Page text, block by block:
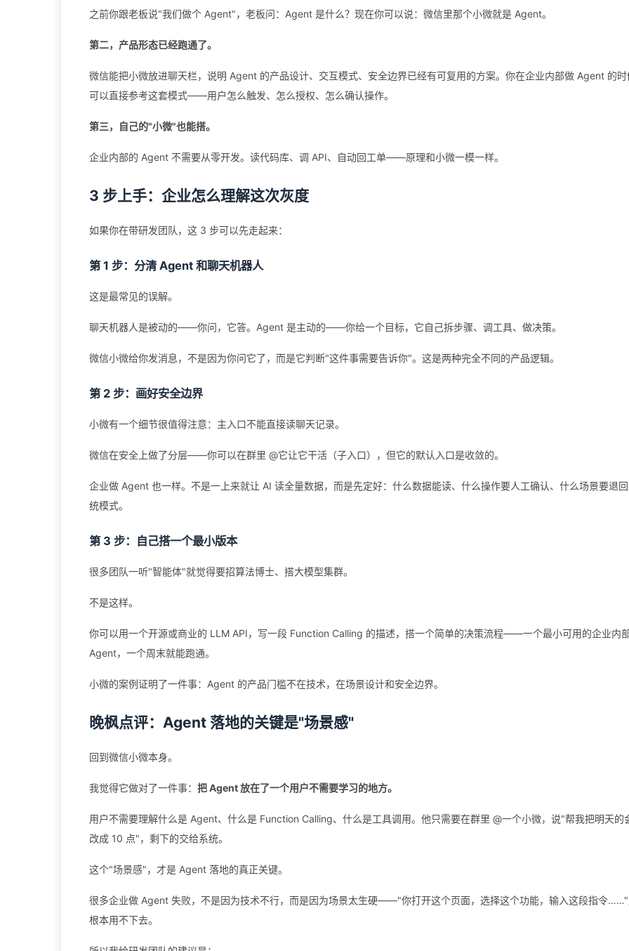
之前你跟老板说"我们做个 Agent"，老板问：Agent 是什么？现在你可以说：微信里那个小微就是 Agent。
第二，产品形态已经跑通了。
微信能把小微放进聊天栏，说明 Agent 的产品设计、交互模式、安全边界已经有可复用的方案。你在企业内部做 Agent 的时
可以直接参考这套模式——用户怎么触发、怎么授权、怎么确认操作。
第三，自己的"小微"也能搭。
企业内部的 Agent 不需要从零开发。读代码库、调 API、自动回工单——原理和小微一模一样。
3 步上手：企业怎么理解这次灰度
如果你在带研发团队，这 3 步可以先走起来：
第 1 步：分清 Agent 和聊天机器人
这是最常见的误解。
聊天机器人是被动的——你问，它答。Agent 是主动的——你给一个目标，它自己拆步骤、调工具、做决策。
微信小微给你发消息，不是因为你问它了，而是它判断"这件事需要告诉你"。这是两种完全不同的产品逻辑。
第 2 步：画好安全边界
小微有一个细节很值得注意：主入口不能直接读聊天记录。
微信在安全上做了分层——你可以在群里 @它让它干活（子入口），但它的默认入口是收敛的。
企业做 Agent 也一样。不是一上来就让 AI 读全量数据，而是先定好：什么数据能读、什么操作要人工确认、什么场景要退
统模式。
第 3 步：自己搭一个最小版本
很多团队一听"智能体"就觉得要招算法博士、搭大模型集群。
不是这样。
你可以用一个开源或商业的 LLM API，写一段 Function Calling 的描述，搭一个简单的决策流程——一个最小可用的企业内
Agent，一个周末就能跑通。
小微的案例证明了一件事：Agent 的产品门槛不在技术，在场景设计和安全边界。
晚枫点评：Agent 落地的关键是"场景感"
回到微信小微本身。
我觉得它做对了一件事： 把 Agent 放在了一个用户不需要学习的地方。
用户不需要理解什么是 Agent、什么是 Function Calling、什么是工具调用。他只需要在群里 @一个小微，说"帮我把明天的
改成 10 点"，剩下的交给系统。
这个"场景感"，才是 Agent 落地的真正关键。
很多企业做 Agent 失败，不是因为技术不行，而是因为场景太生硬——"你打开这个页面，选择这个功能，输入这段指令
根本用不下去。